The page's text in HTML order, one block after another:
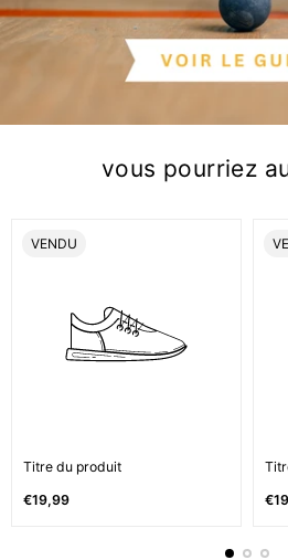
vous pourriez
ÉTIQUETTE
VENDU
Titre du produit
Prix
normal
€19,99
Prix